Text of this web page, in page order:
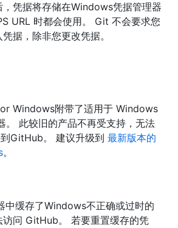
，凭据将存储在Windows凭据管理器
URL 时都会使用。 Git 不会要求您
据，除非您更改凭据。
Windows附带了适用于 Windows
。 此较旧的产品不再受支持，无法
GitHub。 建议升级到 最新版本的
。
中缓存了Windows不正确或过时的
问 GitHub。 若要重置缓存的凭